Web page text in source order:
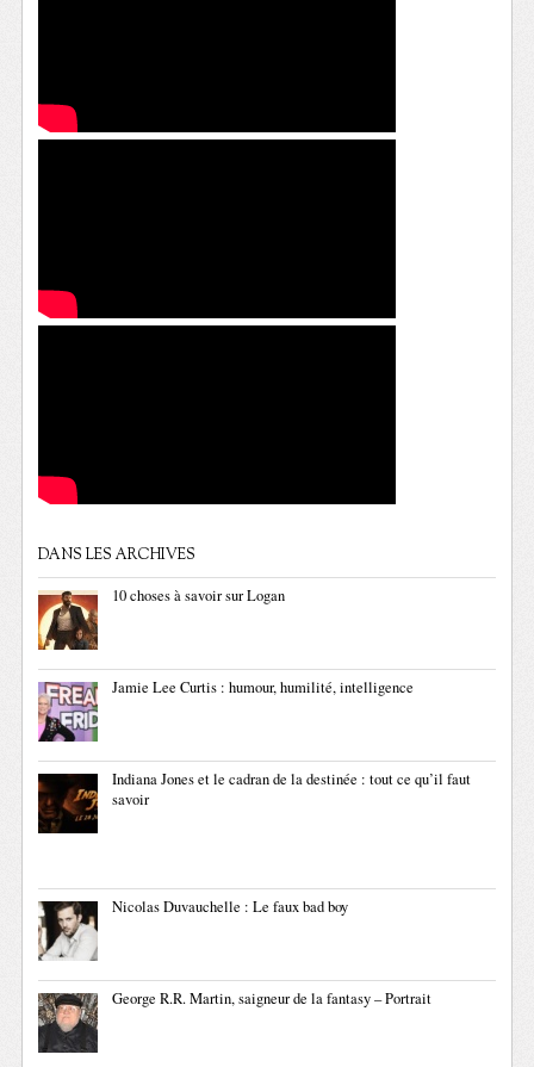
DANS LES ARCHIVES
10 choses à savoir sur Logan
Jamie Lee Curtis : humour, humilité, intelligence
Indiana Jones et le cadran de la destinée : tout ce qu’il faut
savoir
Nicolas Duvauchelle : Le faux bad boy
George R.R. Martin, saigneur de la fantasy – Portrait